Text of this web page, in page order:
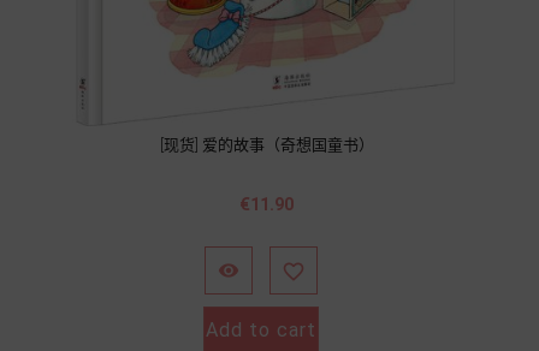
[现货] 爱的故事（奇想国童书）
Price
€11.90
 
Add to cart